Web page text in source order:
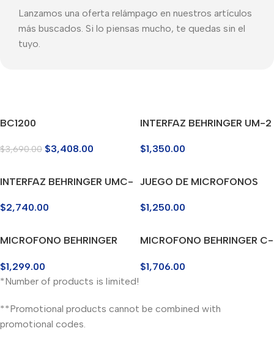
Lanzamos una oferta relámpago en nuestros artículos
más buscados. Si lo piensas mucho, te quedas sin el
tuyo.
Audífonos de Calidad Profesional
Shure SRH240A $1,665 MXN
BC1200
$3,690.00 $3,408.00
INTERFAZ BEHRINGER UM-2
$1,350.00
INTERFAZ BEHRINGER UMC-
$2,740.00
JUEGO DE MICROFONOS
$1,250.00
MICROFONO BEHRINGER
$1,299.00
MICROFONO BEHRINGER C-
$1,706.00
*Number of products is limited!
**Promotional products cannot be combined with
promotional codes.